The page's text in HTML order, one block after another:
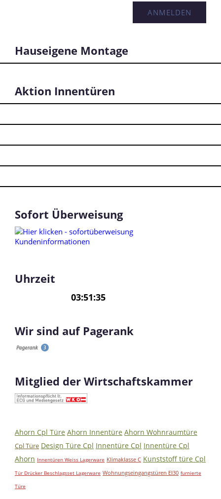
Hauseigene Montage
Aktion Innentüren
Sofort Überweisung
Uhrzeit
Wir sind auf Pagerank
Mitglied der Wirtschaftskammer
Ahorn Cpl Türe Ahorn Innentüre Ahorn Wohnraumtüre
Cpl Türe Design Türe Cpl Innentüre Cpl Innentüre Cpl
Ahorn Innentüren Weiss Lagerware Klimaklasse C Kunststoff türe Cpl
Tür Drücker Beschlagsset Lagerware Wohnungseingangstüren EI30 furnierte
Türe